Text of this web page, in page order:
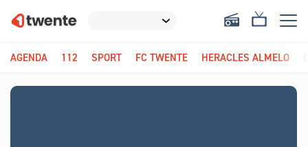
AGENDA 112 SPORT FC TWENTE HERACLES ALMELO